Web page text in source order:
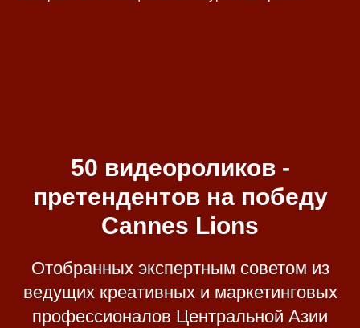
50 видеороликов -
претендентов на победу
Cannes Lions
Отобранных экспертным советом из
ведущих креативных и маркетинговых
профессионалов Центральной Азии